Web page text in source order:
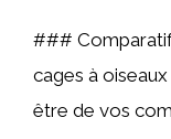
###
cages à
être de vos